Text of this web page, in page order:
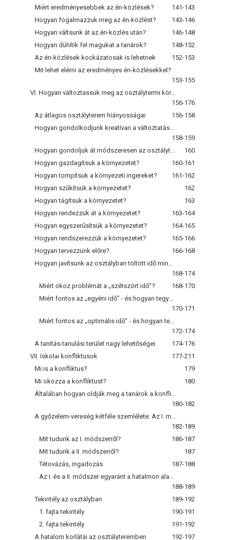
Miért eredményesebbek az én-közlések?
141-143
Hogyan fogalmazzuk meg az én-közlést?
143-146
Hogyan váltsunk át az én-közlés után?
146-148
Hogyan dühítik fel magukat a tanárok?
148-152
Az én-közlések kockázatosak is lehetnek
152-153
Mit lehet elérni az eredményes én-közlésekkel?
153-155
VI. Hogyan változtassuk meg az osztálytermi környezetet a problémák megelőzése céljából?
156-176
Az átlagos osztályterem hiányosságai
156-158
158-159
160
Hogyan gazdagítsuk a környezetet?
160-161
Hogyan tompítsuk a környezeti ingereket?
161-162
Hogyan szűkítsük a környezetet?
162
Hogyan tágítsuk a környezetet?
163
Hogyan rendezzük át a környezetet?
163-164
Hogyan egyszerűsítsük a környezetet?
164-165
Hogyan rendszerezzük a környezetet?
165-166
Hogyan tervezzünk előre?
166-168
168-174
Miért okoz problémát a „szétszórt idő"?
168-170
170-171
172-174
A tanítás-tanulási terület nagy lehetőségei
174-176
VII. Iskolai konfliktusok
177-211
Mi is a konfliktus?
179
Mi okozza a konfliktust?
180
180-182
182-189
Mit tudunk az I. módszerről?
186-187
Mit tudunk a II. módszerről?
187
Tétovázás, ingadozás
187-188
188-189
Tekintély az osztályban
189-192
1. fajta tekintély
190-191
2. fajta tekintély
191-192
A hatalom korlátái az osztályteremben
192-197